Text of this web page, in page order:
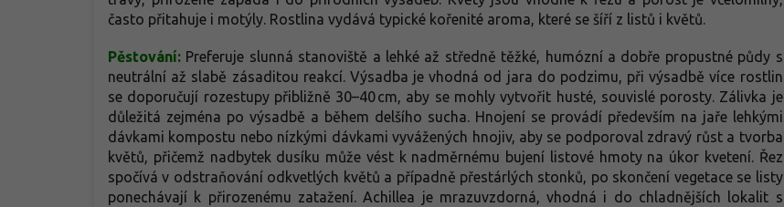
často přitahuje i motýly. Rostlina vydává typické kořenité aroma, které se šíří z listů i květů.
Pěstování: Preferuje slunná stanoviště a lehké až středně těžké, humózní a dobře propustné půdy s
neutrální až slabě zásaditou reakcí. Výsadba je vhodná od jara do podzimu, při výsadbě více rostlin
se doporučují rozestupy přibližně 30–40 cm, aby se mohly vytvořit husté, souvislé porosty. Zálivka je
důležitá zejména po výsadbě a během delšího sucha. Hnojení se provádí především na jaře lehkými
dávkami kompostu nebo nízkými dávkami vyvážených hnojiv, aby se podporoval zdravý růst a tvorba
květů, přičemž nadbytek dusíku může vést k nadměrnému bujení listové hmoty na úkor kvetení. Řez
spočívá v odstraňování odkvetlých květů a případně přestárlých stonků, po skončení vegetace se listy
ponechávají k přirozenému zatažení. Achillea je mrazuvzdorná, vhodná i do chladnějších lokalit s